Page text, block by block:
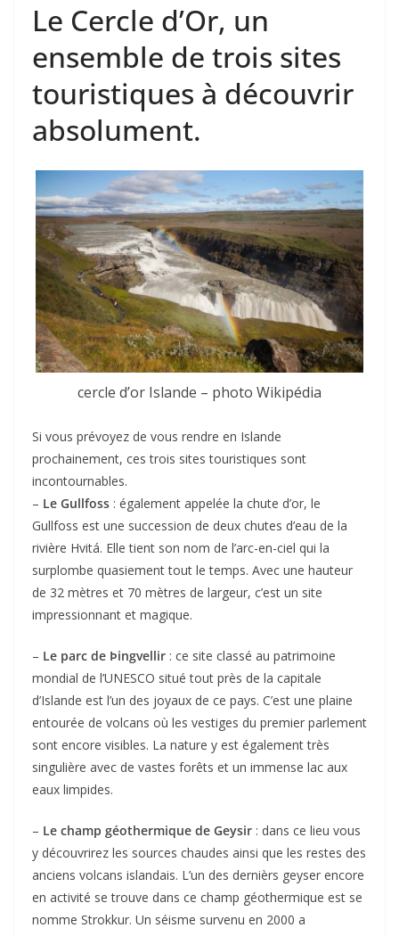
Le Cercle d’Or, un
ensemble de trois sites
touristiques à découvrir
absolument.
cercle d’or Islande – photo Wikipédia
Si vous prévoyez de vous rendre en Islande
prochainement, ces trois sites touristiques sont
incontournables.
– Le Gullfoss : également appelée la chute d’or, le
Gullfoss est une succession de deux chutes d’eau de la
rivière Hvitá. Elle tient son nom de l’arc-en-ciel qui la
surplombe quasiement tout le temps. Avec une hauteur
de 32 mètres et 70 mètres de largeur, c’est un site
impressionnant et magique.
– Le parc de Þingvellir : ce site classé au patrimoine
mondial de l’UNESCO situé tout près de la capitale
d’Islande est l’un des joyaux de ce pays. C’est une plaine
entourée de volcans où les vestiges du premier parlement
sont encore visibles. La nature y est également très
singulière avec de vastes forêts et un immense lac aux
eaux limpides.
– Le champ géothermique de Geysir : dans ce lieu vous
y découvrirez les sources chaudes ainsi que les restes des
anciens volcans islandais. L’un des dernièrs geyser encore
en activité se trouve dans ce champ géothermique est se
nomme Strokkur. Un séisme survenu en 2000 a